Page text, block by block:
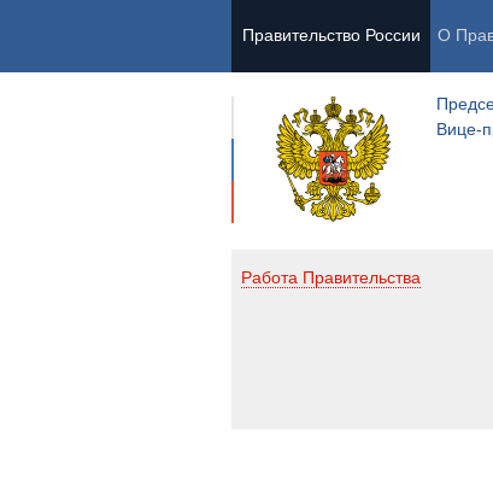
Правительство России О
Вице-
Работа Правительства